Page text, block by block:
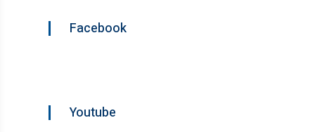
Facebook
Youtube